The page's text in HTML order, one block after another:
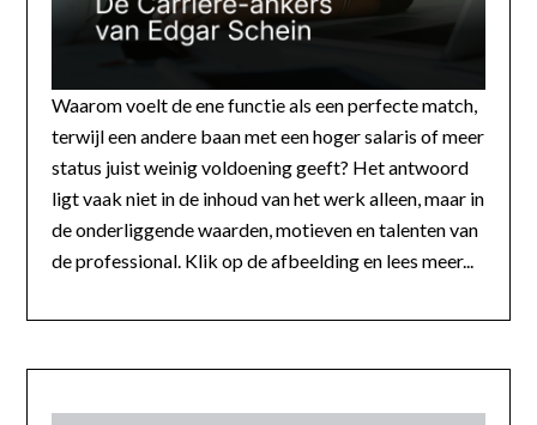
Waarom voelt de ene functie als een perfecte match,
terwijl een andere baan met een hoger salaris of meer
status juist weinig voldoening geeft? Het antwoord
ligt vaak niet in de inhoud van het werk alleen, maar in
de onderliggende waarden, motieven en talenten van
de professional. Klik op de afbeelding en lees meer...